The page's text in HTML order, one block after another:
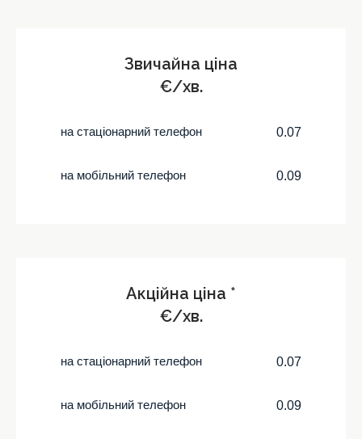
Звичайна ціна
€/хв.
на стаціонарний телефон 0.07
на мобільний телефон 0.09
Акційна ціна *
€/хв.
на стаціонарний телефон 0.07
на мобільний телефон 0.09